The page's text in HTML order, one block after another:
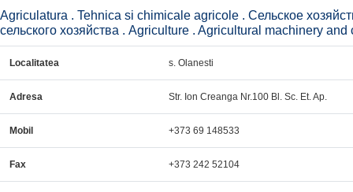
Agriculatura . Tehnica si chimicale agricole . Сельское
сельского хозяйства . Agriculture . Agricultural machinery and
Localitatea s. Olanesti
Adresa Str. Ion Creanga Nr.100 Bl. Sc. Et. Ap.
Mobil +373 69 148533
Fax +373 242 52104